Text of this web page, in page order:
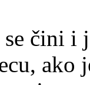
čini i
ako